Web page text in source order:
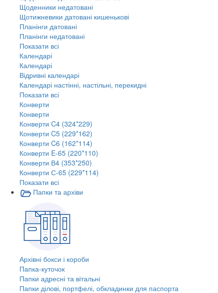
Щоденники недатовані
Щотижневики датовані кишенькові
Планінги датовані
Планінги недатовані
Показати всі
Календарі
Календарі
Відривні календарі
Календарі настінні, настільні, перекидні
Показати всі
Конверти
Конверти
Конверти C4 (324*229)
Конверти C5 (229*162)
Конверти C6 (162*114)
Конверти E-65 (220*110)
Конверти В4 (353*250)
Конверти С-65 (229*114)
Показати всі
Папки та архіви
Архівні бокси і короби
Папка-куточок
Папки адресні та вітальні
Папки ділові, портфелі, обкладинки для паспорта